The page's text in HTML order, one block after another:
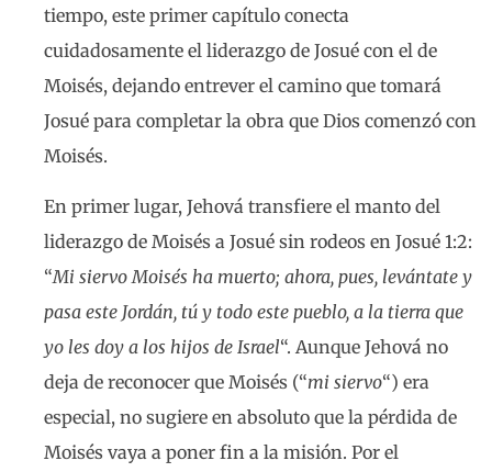
tiempo, este primer capítulo conecta
cuidadosamente el liderazgo de Josué con el de
Moisés, dejando entrever el camino que tomará
Josué para completar la obra que Dios comenzó con
Moisés.
En primer lugar, Jehová transfiere el manto del
liderazgo de Moisés a Josué sin rodeos en Josué 1:2:
“Mi siervo Moisés ha muerto; ahora, pues, levántate y
pasa este Jordán, tú y todo este pueblo, a la tierra que
yo les doy a los hijos de Israel“. Aunque Jehová no
deja de reconocer que Moisés (“mi siervo“) era
especial, no sugiere en absoluto que la pérdida de
Moisés vaya a poner fin a la misión. Por el